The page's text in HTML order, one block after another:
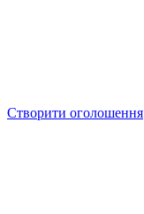
Створити оголошення